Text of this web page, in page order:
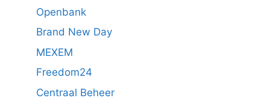
Openbank
Brand New Day
MEXEM
Freedom24
Centraal Beheer